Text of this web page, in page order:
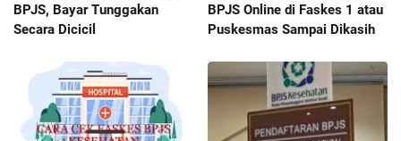
BPJS, Bayar Tunggakan
Secara Dicicil
BPJS Online di Faskes 1 atau
Puskesmas Sampai Dikasih